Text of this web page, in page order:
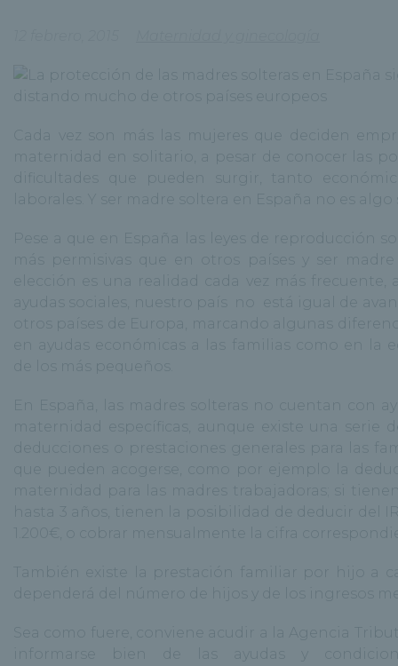
Cada vez son más las mujeres que deciden
maternidad en solitario, a pesar de conocer las
dificultades que pueden surgir, tanto
laborales. Y ser madre soltera en España no es
Pese a que en España las leyes de reproducción
más permisivas que en otros países y ser
elección es una realidad cada vez más frecuente,
ayudas sociales, nuestro país no está igual de
otros países de Europa, marcando algunas
en ayudas económicas a las familias como en la
de los más pequeños.
En España, las madres solteras no cuentan con
maternidad específicas, aunque existe una serie
deducciones o prestaciones generales para las
que pueden acogerse, como por ejemplo la
maternidad para las madres trabajadoras; si
hasta 3 años, tienen la posibilidad de deducir del
1.200€, o cobrar mensualmente la cifra
También existe la prestación familiar por hijo a
dependerá del número de hijos y de los ingresos
Sea como fuere, conviene acudir a la Agencia
informarse bien de las ayudas y